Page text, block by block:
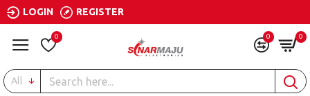
LOGIN REGISTER
0 0 0
All